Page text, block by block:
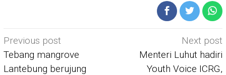
Post
navigation
Previous post
Tebang mangrove
Lantebung berujung
Next post
Menteri Luhut hadiri
Youth Voice ICRG,